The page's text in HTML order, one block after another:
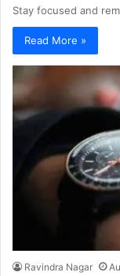
Stay focused and rem
Read More »
Ravindra Nagar